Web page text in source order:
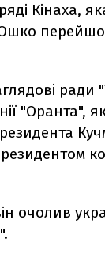
Кінаха,
ради
"Оранта",
очолив